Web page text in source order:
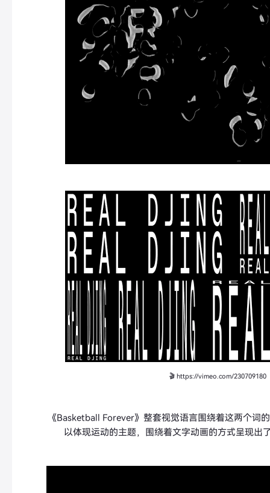
🎬 https://vimeo.com/230709180
《Basketball Forever》整套视觉语言围绕着这两个词
以体现运动的主题，围绕着文字动画的方式呈现出